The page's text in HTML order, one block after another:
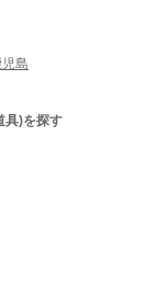
児島
具)を探す